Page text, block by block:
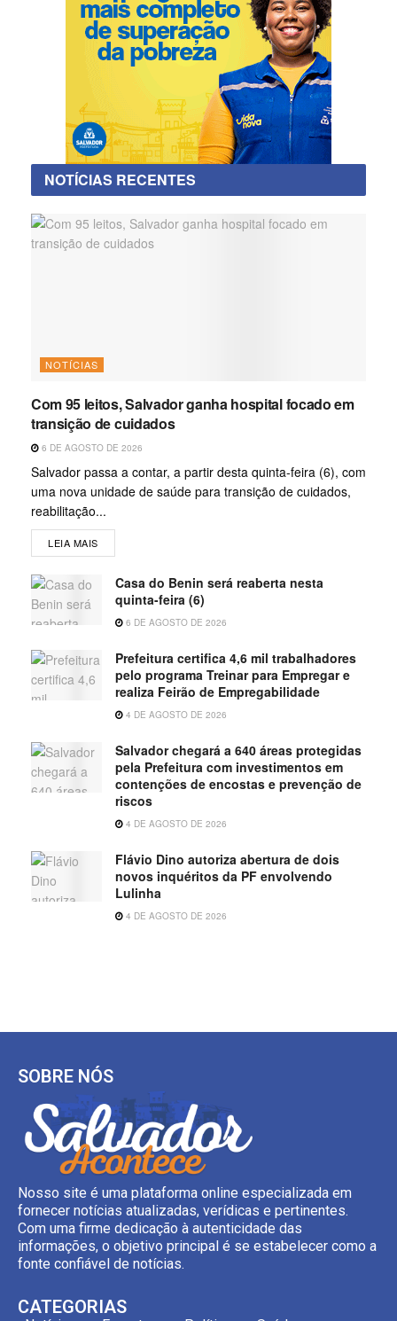
NOTÍCIAS RECENTES
NOTÍCIAS
Com 95 leitos, Salvador ganha hospital focado em
transição de cuidados
6 DE AGOSTO DE 2026
Salvador passa a contar, a partir desta quinta-feira (6), com
uma nova unidade de saúde para transição de cuidados,
reabilitação...
LEIA MAIS
Casa do Benin será reaberta nesta
quinta-feira (6)
6 DE AGOSTO DE 2026
Prefeitura certifica 4,6 mil trabalhadores
pelo programa Treinar para Empregar e
realiza Feirão de Empregabilidade
4 DE AGOSTO DE 2026
Salvador chegará a 640 áreas protegidas
pela Prefeitura com investimentos em
contenções de encostas e prevenção de
riscos
4 DE AGOSTO DE 2026
Flávio Dino autoriza abertura de dois
novos inquéritos da PF envolvendo
Lulinha
4 DE AGOSTO DE 2026
SOBRE NÓS
Nosso site é uma plataforma online especializada em
fornecer notícias atualizadas, verídicas e pertinentes.
Com uma firme dedicação à autenticidade das
informações, o objetivo principal é se estabelecer como a
fonte confiável de notícias.
CATEGORIAS